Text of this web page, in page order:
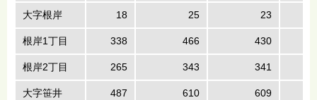
大字根岸 18 25 23
根岸1丁目 338 466 430
根岸2丁目 265 343 341
大字笹井 487 610 609